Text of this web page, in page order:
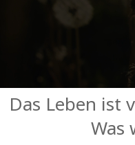
Regionen
Das Leben ist
Was